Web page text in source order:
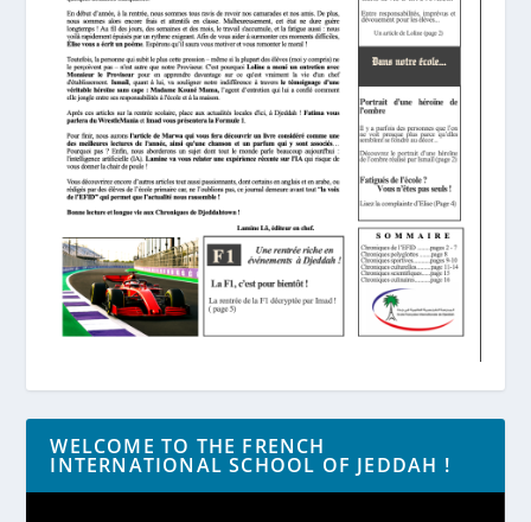
WELCOME TO THE FRENCH
INTERNATIONAL SCHOOL OF JEDDAH !
Lecteur